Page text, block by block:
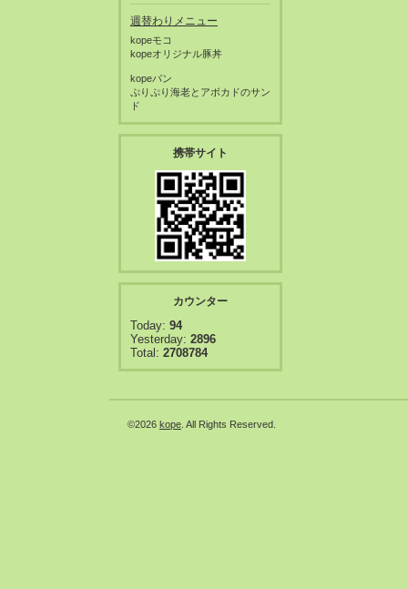
週替わりメニュー
kopeモコ
kopeオリジナル豚丼
kopeパン
ぷりぷり海老とアボカドのサン
ド
携帯サイト
カウンター
Today: 94
Yesterday: 2896
Total: 2708784
©2026 kope . All Rights Reserved.